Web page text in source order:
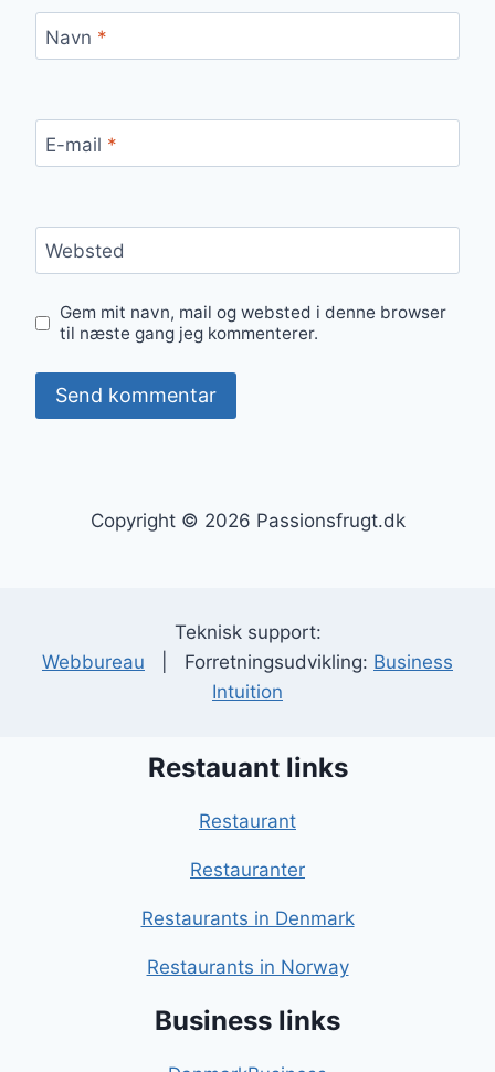
Navn *
E-mail *
Websted
Gem mit navn, mail og websted i denne browser
til næste gang jeg kommenterer.
Copyright © 2026 Passionsfrugt.dk
Teknisk support:
Webbureau | Forretningsudvikling: Business
Intuition
Restauant links
Restaurant
Restauranter
Restaurants in Denmark
Restaurants in Norway
Business links